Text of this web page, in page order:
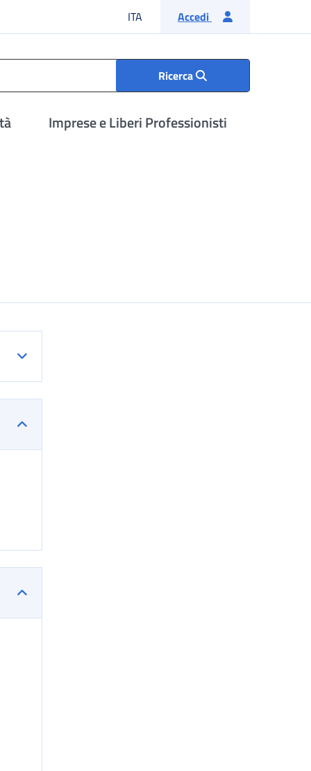
ITA Lingua italiana
Accedi
Ricerca
Imprese e Liberi Professionisti